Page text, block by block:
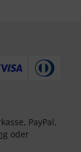
PayPal,
oder